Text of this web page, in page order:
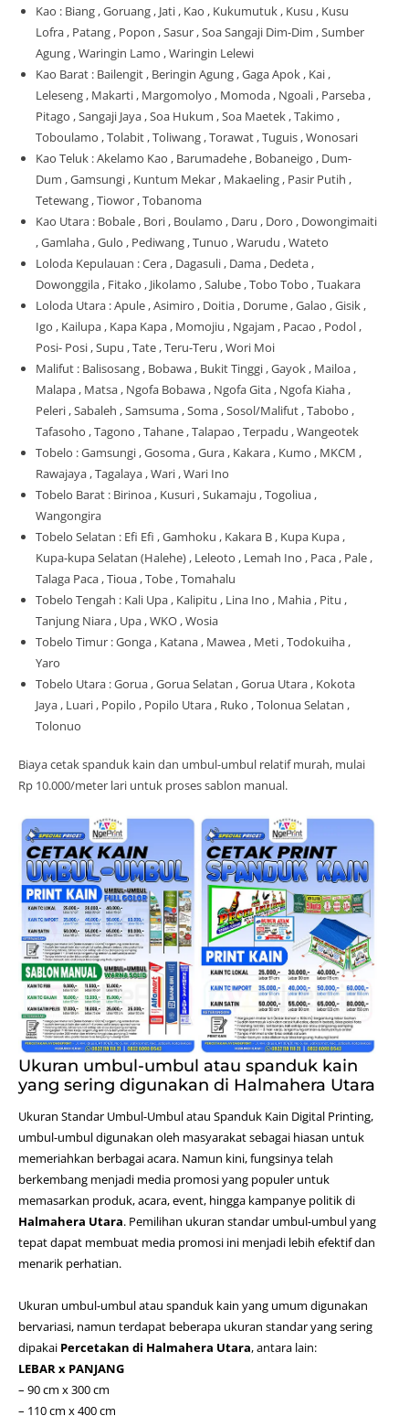
Kao : Biang , Goruang , Jati , Kao , Kukumutuk , Kusu , Kusu
Lofra , Patang , Popon , Sasur , Soa Sangaji Dim-Dim , Sumber
Agung , Waringin Lamo , Waringin Lelewi
Kao Barat : Bailengit , Beringin Agung , Gaga Apok , Kai ,
Leleseng , Makarti , Margomolyo , Momoda , Ngoali , Parseba ,
Pitago , Sangaji Jaya , Soa Hukum , Soa Maetek , Takimo ,
Toboulamo , Tolabit , Toliwang , Torawat , Tuguis , Wonosari
Kao Teluk : Akelamo Kao , Barumadehe , Bobaneigo , Dum-
Dum , Gamsungi , Kuntum Mekar , Makaeling , Pasir Putih ,
Tetewang , Tiowor , Tobanoma
Kao Utara : Bobale , Bori , Boulamo , Daru , Doro , Dowongimaiti
, Gamlaha , Gulo , Pediwang , Tunuo , Warudu , Wateto
Loloda Kepulauan : Cera , Dagasuli , Dama , Dedeta ,
Dowonggila , Fitako , Jikolamo , Salube , Tobo Tobo , Tuakara
Loloda Utara : Apule , Asimiro , Doitia , Dorume , Galao , Gisik ,
Igo , Kailupa , Kapa Kapa , Momojiu , Ngajam , Pacao , Podol ,
Posi- Posi , Supu , Tate , Teru-Teru , Wori Moi
Malifut : Balisosang , Bobawa , Bukit Tinggi , Gayok , Mailoa ,
Malapa , Matsa , Ngofa Bobawa , Ngofa Gita , Ngofa Kiaha ,
Peleri , Sabaleh , Samsuma , Soma , Sosol/Malifut , Tabobo ,
Tafasoho , Tagono , Tahane , Talapao , Terpadu , Wangeotek
Tobelo : Gamsungi , Gosoma , Gura , Kakara , Kumo , MKCM ,
Rawajaya , Tagalaya , Wari , Wari Ino
Tobelo Barat : Birinoa , Kusuri , Sukamaju , Togoliua ,
Wangongira
Tobelo Selatan : Efi Efi , Gamhoku , Kakara B , Kupa Kupa ,
Kupa-kupa Selatan (Halehe) , Leleoto , Lemah Ino , Paca , Pale ,
Talaga Paca , Tioua , Tobe , Tomahalu
Tobelo Tengah : Kali Upa , Kalipitu , Lina Ino , Mahia , Pitu ,
Tanjung Niara , Upa , WKO , Wosia
Tobelo Timur : Gonga , Katana , Mawea , Meti , Todokuiha ,
Yaro
Tobelo Utara : Gorua , Gorua Selatan , Gorua Utara , Kokota
Jaya , Luari , Popilo , Popilo Utara , Ruko , Tolonua Selatan ,
Tolonuo
Biaya cetak spanduk kain dan umbul-umbul relatif murah, mulai
Rp 10.000/meter lari untuk proses sablon manual.
Ukuran umbul-umbul atau spanduk kain
yang sering digunakan di Halmahera Utara
Ukuran Standar Umbul-Umbul atau Spanduk Kain Digital Printing,
umbul-umbul digunakan oleh masyarakat sebagai hiasan untuk
memeriahkan berbagai acara. Namun kini, fungsinya telah
berkembang menjadi media promosi yang populer untuk
memasarkan produk, acara, event, hingga kampanye politik di
Halmahera Utara. Pemilihan ukuran standar umbul-umbul yang
tepat dapat membuat media promosi ini menjadi lebih efektif dan
menarik perhatian.
Ukuran umbul-umbul atau spanduk kain yang umum digunakan
bervariasi, namun terdapat beberapa ukuran standar yang sering
dipakai Percetakan di Halmahera Utara, antara lain:
LEBAR x PANJANG
– 90 cm x 300 cm
– 110 cm x 400 cm